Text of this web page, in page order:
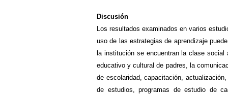
Discusión
Los resultados examinados en varios
uso de las estrategias de aprendizaje
la institución se encuentran la clase
educativo y cultural de padres, la
de escolaridad, capacitación,
de estudios, programas de estudio de